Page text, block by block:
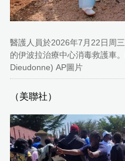
醫護人員於2026年7月22日周
的伊波拉治療中心消毒救護車
Dieudonne) AP圖片
（美聯社）